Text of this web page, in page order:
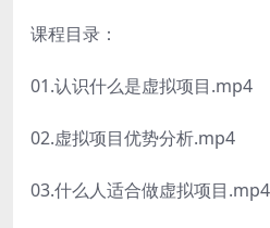
课程目录：
01.认识什么是虚拟项目.mp4
02.虚拟项目优势分析.mp4
03.什么人适合做虚拟项目.mp4